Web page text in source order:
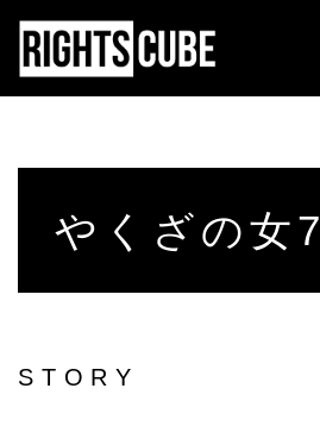
やくざの女7
STORY